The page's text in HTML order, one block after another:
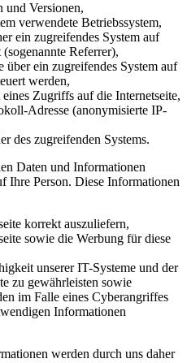
und Versionen,
verwendete Betriebssystem,
ein zugreifendes System auf
Referrer),
über ein zugreifendes System auf
werden,
Zugriffs auf die Internetseite,
Adresse (anonymisierte IP-
des zugreifenden Systems.
Daten und Informationen
Ihre Person. Diese Informationen
korrekt auszuliefern,
sowie die Werbung für diese
unserer IT-Systeme und der
zu gewährleisten sowie
im Falle eines Cyberangriffes
Informationen
werden durch uns daher